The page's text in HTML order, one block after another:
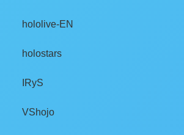
hololive-EN
holostars
IRyS
VShojo